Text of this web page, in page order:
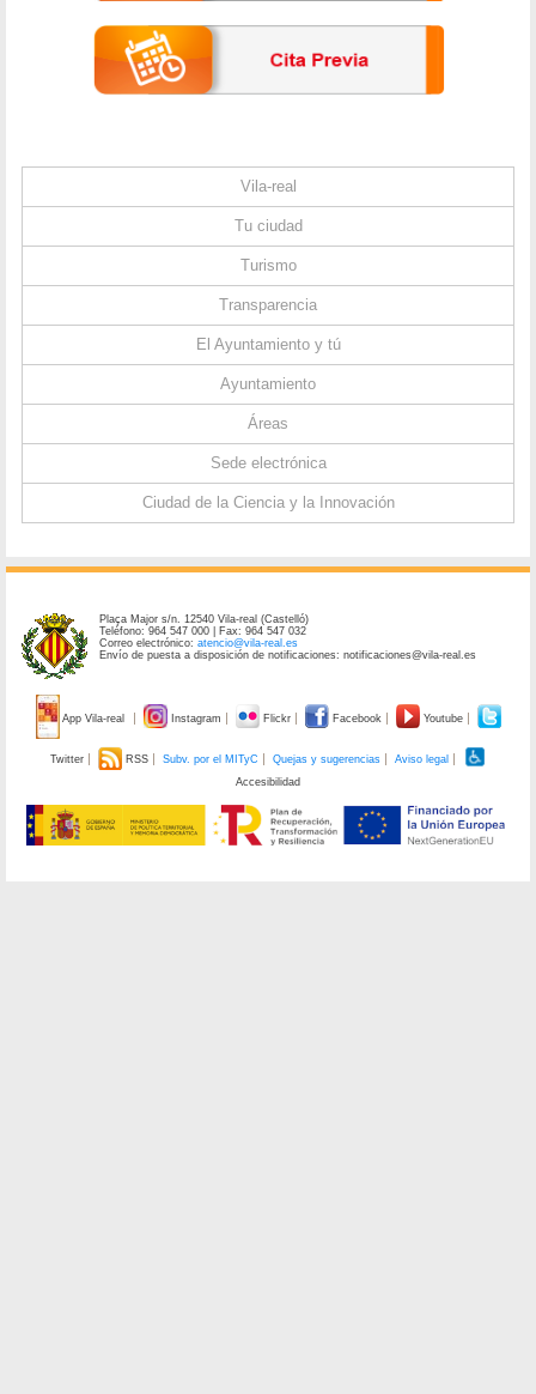
Vila-real
Tu ciudad
Turismo
Transparencia
El Ayuntamiento y tú
Ayuntamiento
Áreas
Sede electrónica
Ciudad de la Ciencia y la Innovación
Plaça Major s/n. 12540 Vila-real (Castelló)
Teléfono: 964 547 000 | Fax: 964 547 032
Correo electrónico:atencio@vila-real.es
Envío de puesta a disposición de notificaciones: notificaciones@vila-real.es
App Vila-real Instagram Flickr Facebook Youtube
Twitter RSS Subv. por el MITyC Quejas y sugerencias
Aviso legal
Accesibilidad